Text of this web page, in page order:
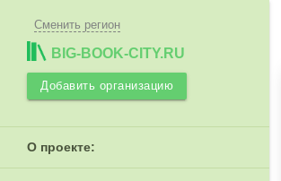
Сменить регион
BIG-BOOK-CITY.RU
Добавить организацию
О проекте: